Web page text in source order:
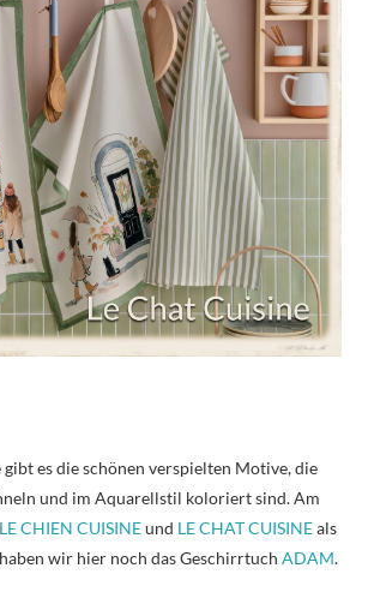
es die schönen verspielten Motive, die
und im Aquarellstil koloriert sind. Am
LE CHIEN CUISINEund LE CHAT CUISINEals
wir hier noch das GeschirrtuchADAM.